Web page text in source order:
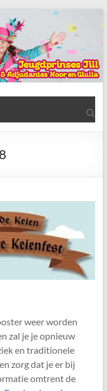
weer worden
zal je je opnieuw
en traditionele
zorg dat je er bij
omtrent de